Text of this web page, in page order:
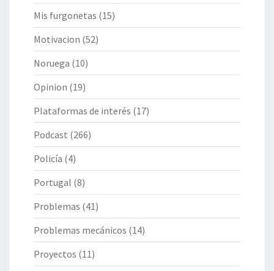
Mis furgonetas (15)
Motivacion (52)
Noruega (10)
Opinion (19)
Plataformas de interés (17)
Podcast (266)
Policía (4)
Portugal (8)
Problemas (41)
Problemas mecánicos (14)
Proyectos (11)